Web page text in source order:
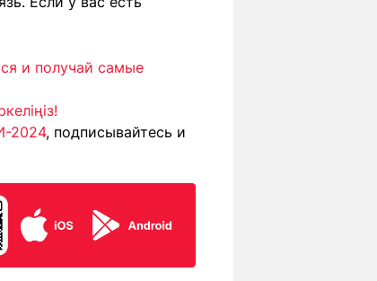
и получай самые
2024, подписывайтесь и